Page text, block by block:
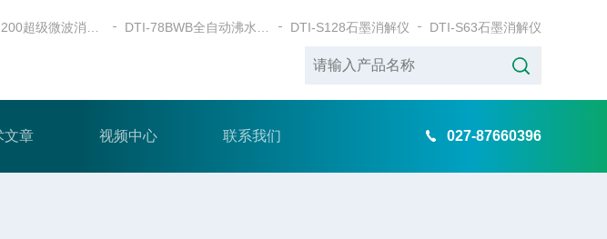
DTI-S128石墨消解仪 DTI-S63石墨消解仪
文章 视频中心 联系我们 027-87660396